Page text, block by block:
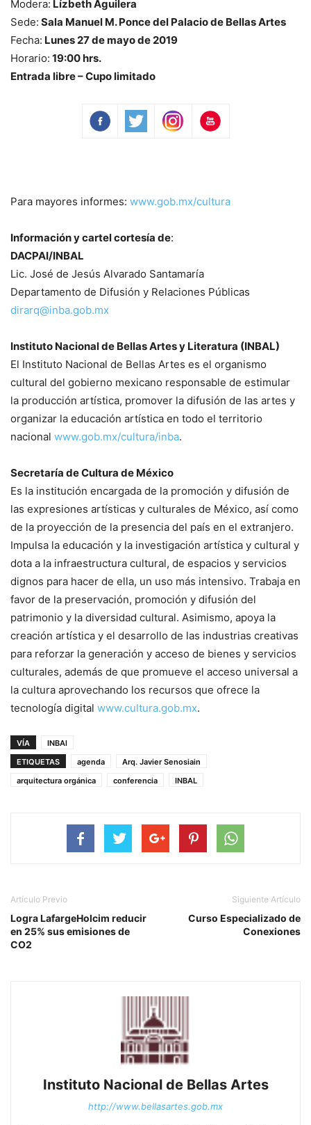
Modera: Lízbeth Aguilera
Sede: Sala Manuel M. Ponce del Palacio de Bellas Artes
Fecha: Lunes 27 de mayo de 2019
Horario: 19:00 hrs.
Entrada libre – Cupo limitado
Para mayores informes: www.gob.mx/cultura
Información y cartel cortesía de:
DACPAI/INBAL
Lic. José de Jesús Alvarado Santamaría
Departamento de Difusión y Relaciones Públicas
dirarq@inba.gob.mx
Instituto Nacional de Bellas Artes y Literatura (INBAL)
El Instituto Nacional de Bellas Artes es el organismo
cultural del gobierno mexicano responsable de estimular
la producción artística, promover la difusión de las artes y
organizar la educación artística en todo el territorio
nacional www.gob.mx/cultura/inba.
Secretaría de Cultura de México
Es la institución encargada de la promoción y difusión de
las expresiones artísticas y culturales de México, así como
de la proyección de la presencia del país en el extranjero.
Impulsa la educación y la investigación artística y cultural y
dota a la infraestructura cultural, de espacios y servicios
dignos para hacer de ella, un uso más intensivo. Trabaja en
favor de la preservación, promoción y difusión del
patrimonio y la diversidad cultural. Asimismo, apoya la
creación artística y el desarrollo de las industrias creativas
para reforzar la generación y acceso de bienes y servicios
culturales, además de que promueve el acceso universal a
la cultura aprovechando los recursos que ofrece la
tecnología digital www.cultura.gob.mx.
VÍA
INBAl
ETIQUETAS
agenda
Arq. Javier Senosiain
arquitectura orgánica
conferencia INBAL
Artículo Previo
Logra LafargeHolcim reducir
en 25% sus emisiones de
CO2
Siguiente Artículo
Curso Especializado de
Conexiones
Instituto Nacional de Bellas Artes
http://www.bellasartes.gob.mx